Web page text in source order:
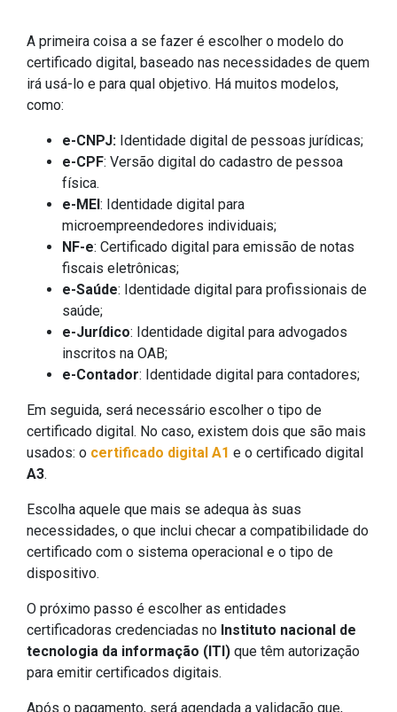
A primeira coisa a se fazer é escolher o modelo do
certificado digital, baseado nas necessidades de quem
irá usá-lo e para qual objetivo. Há muitos modelos,
como:
e-CNPJ: Identidade digital de pessoas jurídicas;
e-CPF: Versão digital do cadastro de pessoa
física.
e-MEI: Identidade digital para
microempreendedores individuais;
NF-e: Certificado digital para emissão de notas
fiscais eletrônicas;
e-Saúde: Identidade digital para profissionais de
saúde;
e-Jurídico: Identidade digital para advogados
inscritos na OAB;
e-Contador: Identidade digital para contadores;
Em seguida, será necessário escolher o tipo de
certificado digital. No caso, existem dois que são mais
usados: o certificado digital A1 e o certificado digital
A3.
Escolha aquele que mais se adequa às suas
necessidades, o que inclui checar a compatibilidade do
certificado com o sistema operacional e o tipo de
dispositivo.
O próximo passo é escolher as entidades
certificadoras credenciadas no Instituto nacional de
tecnologia da informação (ITI) que têm autorização
para emitir certificados digitais.
Após o pagamento, será agendada a validação que,